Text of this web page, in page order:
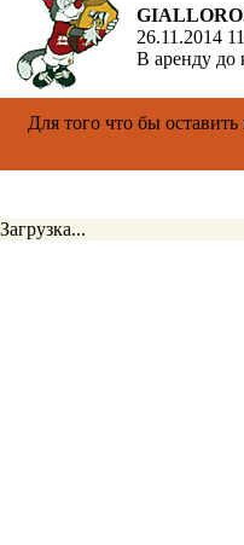
26.11.2014
В аренду до
Для того что бы
Загрузка...